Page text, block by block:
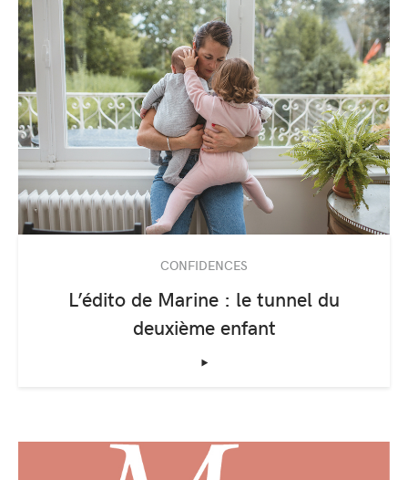
CONFIDENCES
L’édito de Marine : le tunnel du
deuxième enfant
‣